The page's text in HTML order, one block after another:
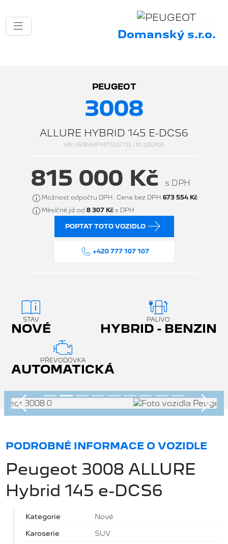
Domanský s.r.o.
Předchozí
PEUGEOT
3008
ALLURE HYBRID 145 E-DCS6
VIN:VR3KAHPY4TS137711 / ID:1262436
815 000 Kč s DPH
Možnost odpočtu DPH. Cena bez DPH 673 554 Kč
Měsíčně již od 8 307 Kč s DPH
POPTAT TOTO VOZIDLO
+420 777 107 107
STAV
NOVÉ
PALIVO
HYBRID - BENZIN
PŘEVODOVKA
AUTOMATICKÁ
PODROBNÉ INFORMACE O VOZIDLE
Peugeot 3008 ALLURE
Hybrid 145 e-DCS6
Kategorie Nové
Karoserie SUV